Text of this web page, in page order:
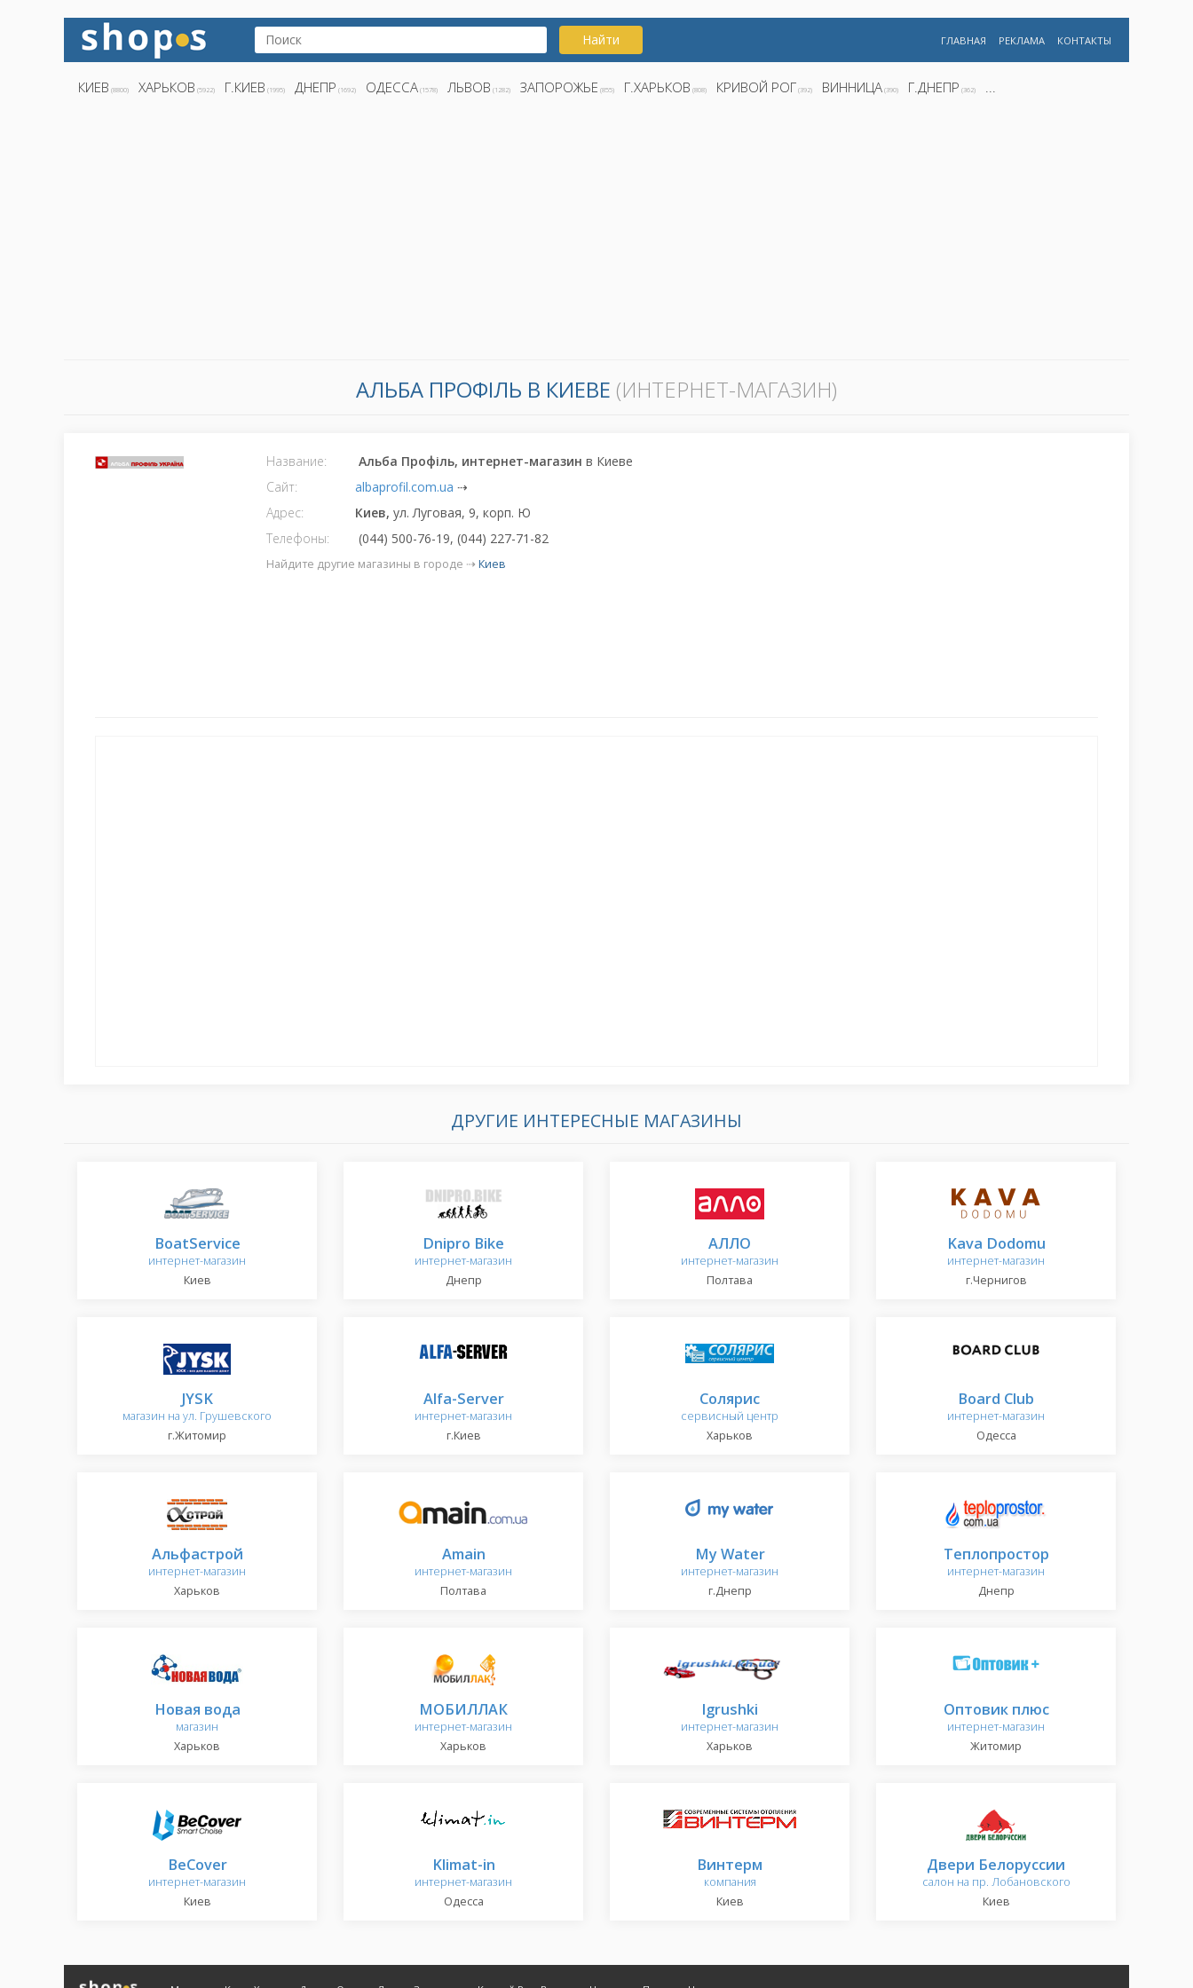
Найти ГЛАВНАЯ РЕКЛАМА КОНТАКТЫ
КИЕВ (8800) ХАРЬКОВ (5922) Г.КИЕВ (1995) ДНЕПР (1692) ОДЕССА (1578) ЛЬВОВ (1282) ЗАПОРОЖЬЕ (855) Г.ХАРЬКОВ (808) КРИВОЙ РОГ (392) ВИННИЦА (390) Г.ДНЕПР (362) ...
АЛЬБА ПРОФІЛЬ В КИЕВЕ (ИНТЕРНЕТ-МАГАЗИН)
Название: Альба Профіль, интернет-магазин в Киеве
Сайт:
albaprofil.com.ua ⇢
Адрес:
Киев,ул. Луговая, 9, корп. Ю
Телефоны:
(044) 500-76-19, (044) 227-71-82
Найдите другие магазины в городе ⇢Киев
ДРУГИЕ ИНТЕРЕСНЫЕ МАГАЗИНЫ
BoatService
интернет-магазин
Киев
Dnipro Bike
интернет-магазин
Днепр
АЛЛО
интернет-магазин
Полтава
Kava Dodomu
интернет-магазин
г.Чернигов
JYSK
магазин на ул. Грушевского
г.Житомир
Alfa-Server
интернет-магазин
г.Киев
Солярис
сервисный центр
Харьков
Board Club
интернет-магазин
Одесса
Альфастрой
интернет-магазин
Харьков
Amain
интернет-магазин
Полтава
My Water
интернет-магазин
г.Днепр
Теплопростор
интернет-магазин
Днепр
Новая вода
магазин
Харьков
МОБИЛЛАК
интернет-магазин
Харьков
Igrushki
интернет-магазин
Харьков
Оптовик плюс
интернет-магазин
Житомир
BeCover
интернет-магазин
Киев
Klimat-in
интернет-магазин
Одесса
Винтерм
компания
Киев
Двери Белоруссии
салон на пр. Лобановского
Киев